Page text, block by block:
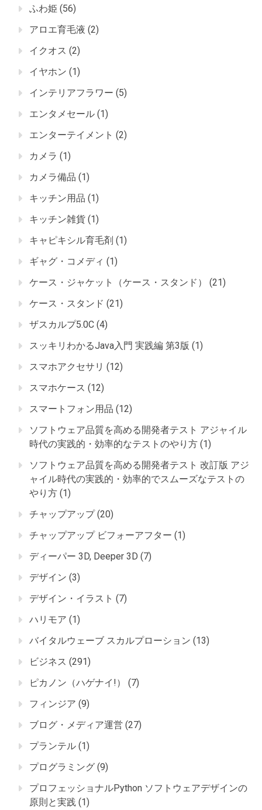
ふわ姫 (56)
アロエ育毛液 (2)
イクオス (2)
イヤホン (1)
インテリアフラワー (5)
エンタメセール (1)
エンターテイメント (2)
カメラ (1)
カメラ備品 (1)
キッチン用品 (1)
キッチン雑貨 (1)
キャピキシル育毛剤 (1)
ギャグ・コメディ (1)
ケース・ジャケット（ケース・スタンド）
(21)
ケース・スタンド (21)
ザスカルプ5.0C (4)
スッキリわかるJava入門 実践編 第3版 (1)
スマホアクセサリ (12)
スマホケース (12)
スマートフォン用品 (12)
ソフトウェア品質を高める開発者テスト アジャイル
時代の実践的・効率的なテストのやり方 (1)
ソフトウェア品質を高める開発者テスト 改訂版 アジ
ャイル時代の実践的・効率的でスムーズなテストの
やり方 (1)
チャップアップ(20)
チャップアップ ビフォーアフター (1)
ディーパー 3D, Deeper 3D (7)
デザイン (3)
デザイン・イラスト (7)
ハリモア (1)
バイタルウェーブ スカルプローション (13)
ビジネス (291)
ピカノン（ハゲナイ!）
(7)
フィンジア (9)
ブログ・メディア運営 (27)
プランテル (1)
プログラミング (9)
プロフェッショナルPython ソフトウェアデザインの
原則と実践 (1)